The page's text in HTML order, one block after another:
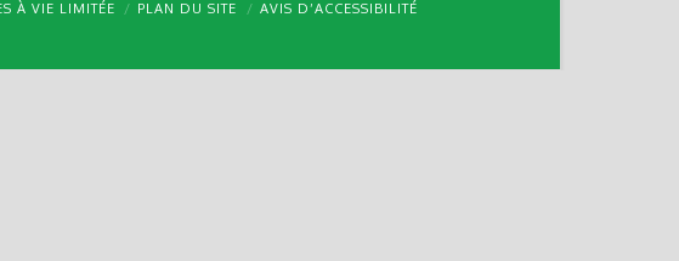
À VIE LIMITÉE PLAN DU SITE AVIS D’ACCESSIBILITÉ